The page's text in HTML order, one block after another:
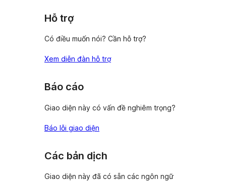
Hỗ trợ
Có điều muốn nói? Cần hỗ trợ?
Xem diễn đàn hỗ trợ
Báo cáo
Giao diện này có vấn đề nghiêm trọng?
Báo lỗi giao diện
Các bản dịch
Giao diện này đã có sẵn các ngôn ngữ